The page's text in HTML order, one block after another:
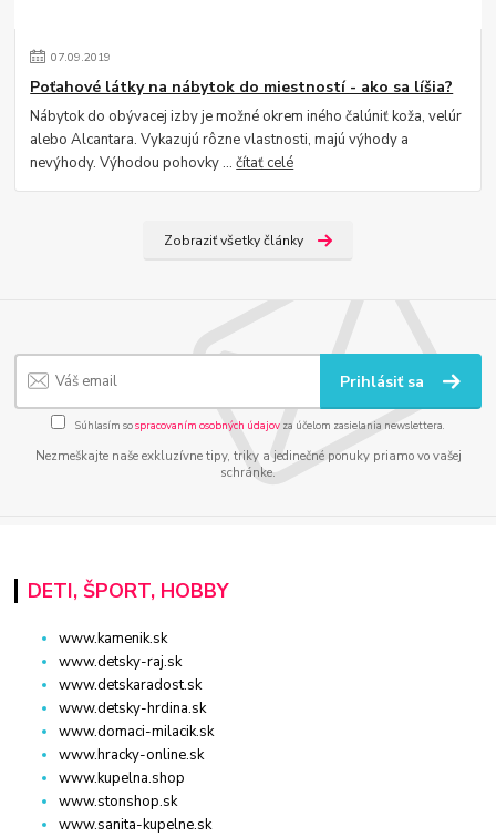
07.09.2019
Poťahové látky na nábytok do miestností - ako sa líšia?
Nábytok do obývacej izby je možné okrem iného čalúniť koža, velúr
alebo Alcantara. Vykazujú rôzne vlastnosti, majú výhody a
nevýhody. Výhodou pohovky ...čítať celé
Zobraziť všetky články
Prihlásiť sa
Súhlasím sospracovaním osobných údajov za účelom zasielania newslettera.
Nezmeškajte naše exkluzívne tipy, triky a jedinečné ponuky priamo vo vašej
schránke.
DETI, ŠPORT, HOBBY
www.kamenik.sk
www.detsky-raj.sk
www.detskaradost.sk
www.detsky-hrdina.sk
www.domaci-milacik.sk
www.hracky-online.sk
www.kupelna.shop
www.stonshop.sk
www.sanita-kupelne.sk